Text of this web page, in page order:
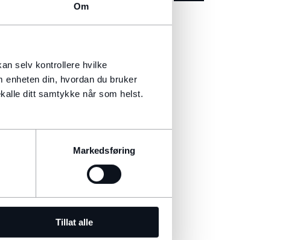
Om
selv kontrollere hvilke
din, hvordan du bruker
ditt samtykke når som helst.
Markedsføring
Tillat alle
CLASSIC EXPERIENCES
INNOVASJON OG TEKNOLOGI
PHEV EIERSKAP